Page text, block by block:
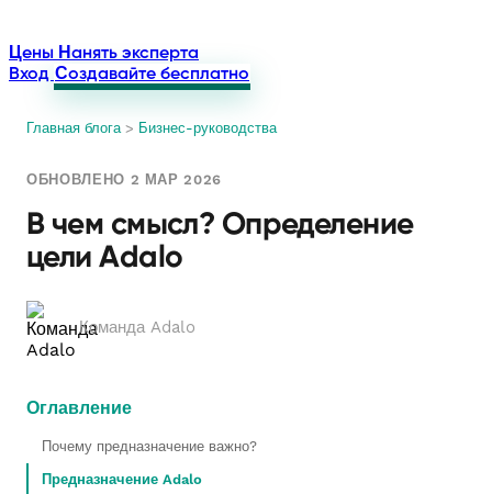
Цены Нанять эксперта
Вход Создавайте бесплатно
Главная блога> Бизнес-руководства
ОБНОВЛЕНО 2 МАР 2026
В чем смысл? Определение
цели Adalo
Команда Adalo
Оглавление
Почему предназначение важно?
Предназначение Adalo